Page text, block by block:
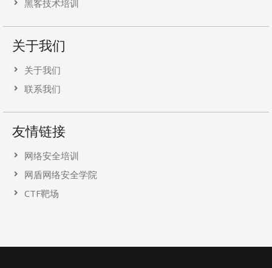
黑客技术培训
关于我们
关于我们
联系我们
友情链接
网络安全培训
网盾网络安全学院
CTF靶场